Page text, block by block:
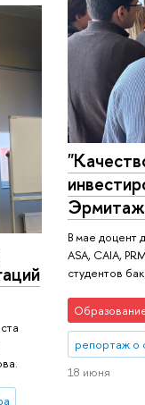
В мае доцент
ASA, CAIA,
студентов
репортаж о
18 июня